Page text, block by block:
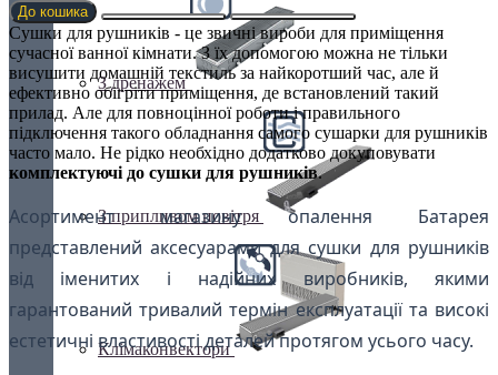
З дренажем
З припливом повітря
Клімаконвектори
До кошика
Сушки для рушників - це звичні вироби для приміщення
сучасної ванної кімнати. З їх допомогою можна не тільки
висушити домашній текстиль за найкоротший час, але й
ефективно обігріти приміщення, де встановлений такий
прилад. Але для повноцінної роботи і правильного
підключення такого обладнання самого сушарки для рушників
часто мало. Не рідко необхідно додатково докуповувати
комплектуючі до сушки для рушників.
Асортимент магазину опалення Батарея
представлений аксесуарами для сушки для рушників
від іменитих і надійних виробників, якими
гарантований тривалий термін експлуатації та високі
естетичні властивості деталей протягом усього часу.